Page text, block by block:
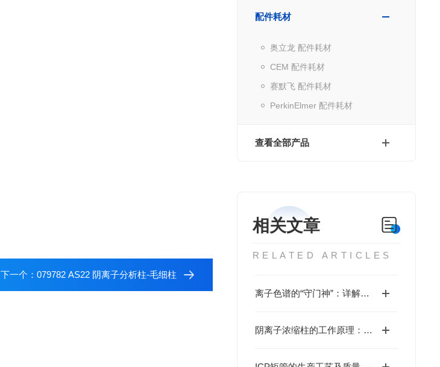
配件耗材
奥立龙 配件耗材
CEM 配件耗材
赛默飞 配件耗材
PerkinElmer 配件耗材
查看全部产品
相关文章
RELATED ARTICLES
离子色谱的“守门神”：详解阳离子保护柱的核心作用
阴离子浓缩柱的工作原理：离子交换与吸附机制解析
下一个： 079782 AS22 阴离子分析柱-毛细柱